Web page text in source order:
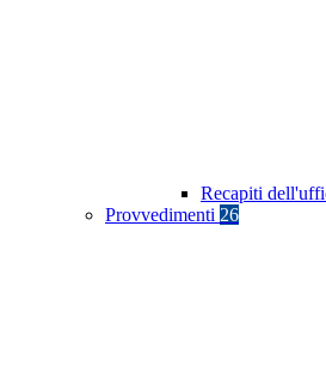
Recapiti
Provvedimenti 26